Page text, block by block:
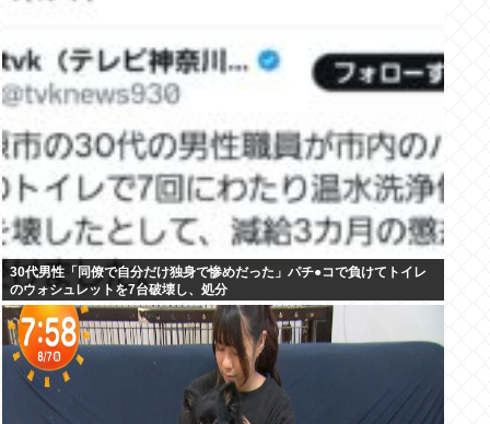
30代男性「同僚で自分だけ独身で惨めだった」パチ●コで負けてトイレ
のウォシュレットを7台破壊し、処分